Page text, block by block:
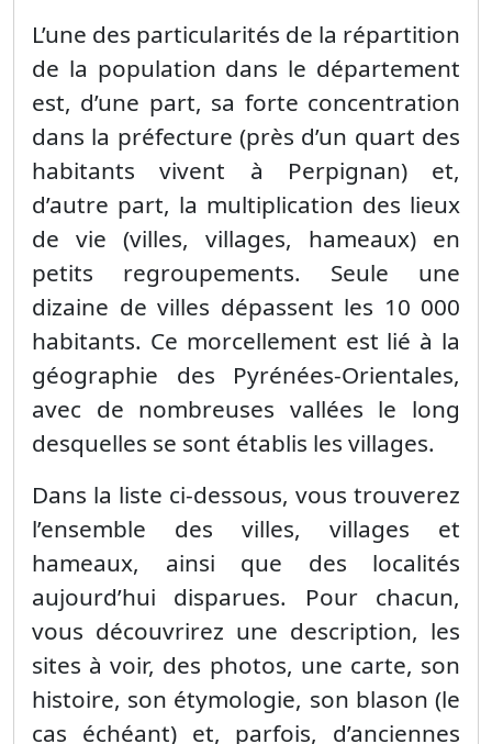
L’une des particularités de la répartition
de la population dans le département
est, d’une part, sa forte concentration
dans la préfecture (près d’un quart des
habitants vivent à Perpignan) et,
d’autre part, la multiplication des lieux
de vie (villes, villages, hameaux) en
petits regroupements. Seule une
dizaine de villes dépassent les 10 000
habitants. Ce morcellement est lié à la
géographie des Pyrénées-Orientales,
avec de nombreuses vallées le long
desquelles se sont établis les villages.
Dans la liste ci-dessous, vous trouverez
l’ensemble des villes, villages et
hameaux, ainsi que des localités
aujourd’hui disparues. Pour chacun,
vous découvrirez une description, les
sites à voir, des photos, une carte, son
histoire, son étymologie, son blason (le
cas échéant) et, parfois, d’anciennes